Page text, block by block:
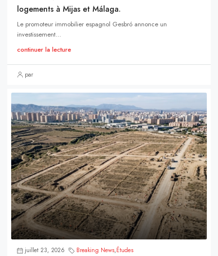
logements à Mijas et Málaga.
Le promoteur immobilier espagnol Gesbró annonce un
investissement...
continuer la lecture
par
juillet 23, 2026 Breaking News,Études